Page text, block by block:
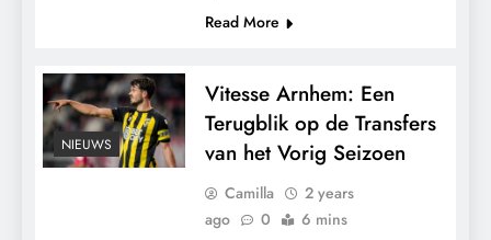
Read More
NIEUWS
Vitesse Arnhem: Een
Terugblik op de Transfers
van het Vorig Seizoen
Camilla
2 years
ago
0 6 mins